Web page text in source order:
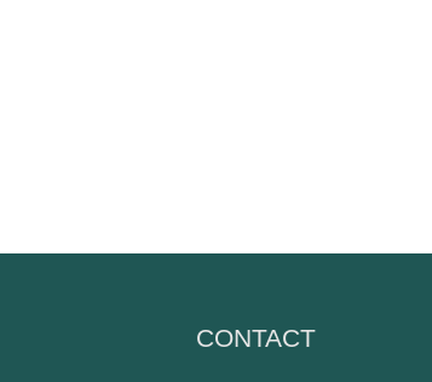
CONTACT